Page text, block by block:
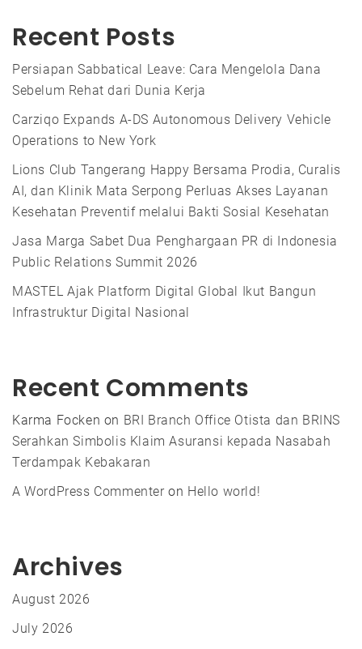
Recent Posts
Persiapan Sabbatical Leave: Cara Mengelola Dana
Sebelum Rehat dari Dunia Kerja
Carziqo Expands A-DS Autonomous Delivery Vehicle
Operations to New York
Lions Club Tangerang Happy Bersama Prodia, Curalis
AI, dan Klinik Mata Serpong Perluas Akses Layanan
Kesehatan Preventif melalui Bakti Sosial Kesehatan
Jasa Marga Sabet Dua Penghargaan PR di Indonesia
Public Relations Summit 2026
MASTEL Ajak Platform Digital Global Ikut Bangun
Infrastruktur Digital Nasional
Recent Comments
Karma Focken on BRI Branch Office Otista dan BRINS
Serahkan Simbolis Klaim Asuransi kepada Nasabah
Terdampak Kebakaran
A WordPress Commenteron Hello world!
Archives
August 2026
July 2026